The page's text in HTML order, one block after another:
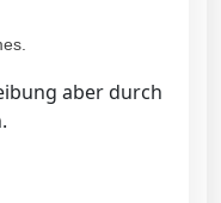
aber durch